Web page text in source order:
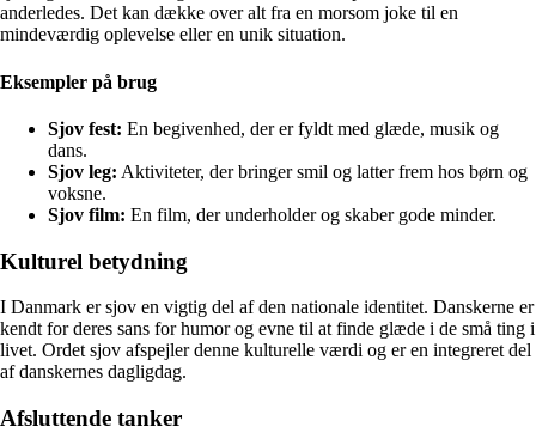
anderledes. Det kan dække over alt fra en morsom joke til en
mindeværdig oplevelse eller en unik situation.
Eksempler på brug
Sjov fest: En begivenhed, der er fyldt med glæde, musik og
dans.
Sjov leg: Aktiviteter, der bringer smil og latter frem hos børn og
voksne.
Sjov film: En film, der underholder og skaber gode minder.
Kulturel betydning
I Danmark er sjov en vigtig del af den nationale identitet. Danskerne er
kendt for deres sans for humor og evne til at finde glæde i de små ting i
livet. Ordet sjov afspejler denne kulturelle værdi og er en integreret del
af danskernes dagligdag.
Afsluttende tanker